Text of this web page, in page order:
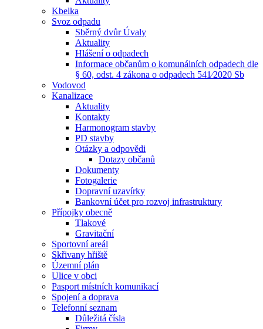
Kbelka
Svoz odpadu
Sběrný dvůr Úvaly
Aktuality
Hlášení o odpadech
Informace občanům o komunálních odpadech dle
§ 60, odst. 4 zákona o odpadech 541⁄2020 Sb
Vodovod
Kanalizace
Aktuality
Kontakty
Harmonogram stavby
PD stavby
Otázky a odpovědi
Dotazy občanů
Dokumenty
Fotogalerie
Dopravní uzavírky
Bankovní účet pro rozvoj infrastruktury
Přípojky obecně
Tlakové
Gravitační
Sportovní areál
Skřivany hřiště
Územní plán
Ulice v obci
Pasport místních komunikací
Spojení a doprava
Telefonní seznam
Důležitá čísla